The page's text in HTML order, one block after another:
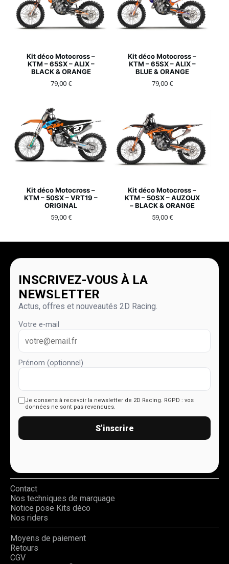
Kit déco Motocross –
KTM – 65SX – ALIX –
BLACK & ORANGE
79,00 €
Kit déco Motocross –
KTM – 65SX – ALIX –
BLUE & ORANGE
79,00 €
Kit déco Motocross –
KTM – 50SX – VRT19 –
ORIGINAL
59,00 €
Kit déco Motocross –
KTM – 50SX – AUZOUX
– BLACK & ORANGE
59,00 €
INSCRIVEZ-VOUS À LA
NEWSLETTER
Actus, offres et nouveautés 2D Racing.
Votre e-mail
Prénom (optionnel)
Je consens à recevoir la newsletter de 2D Racing. RGPD : vos
données ne sont pas revendues.
S’inscrire
Contact
Nos techniques de marquage
Notice pose Kits déco
Nos riders
Moyens de paiement
Retours
CGV